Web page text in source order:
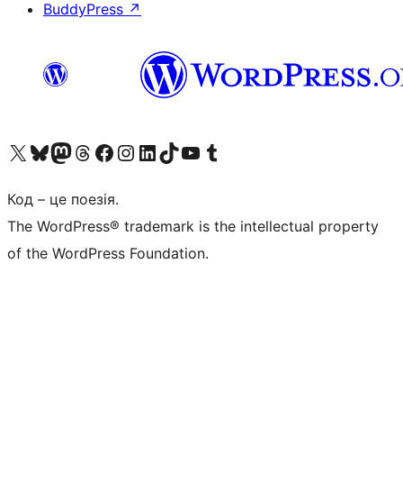
BuddyPress ↗
Visit our X (formerly Twitter) account
Visit our Bluesky account
Завітайте до нашої стрічки в Mastodon
Visit our Threads account
Завітайте на нашу сторінку в Facebook
Visit our Instagram account
Visit our LinkedIn account
Visit our TikTok account
Visit our YouTube channel
Visit our Tumblr account
Код – це поезія.
The WordPress® trademark is the intellectual property
of the WordPress Foundation.